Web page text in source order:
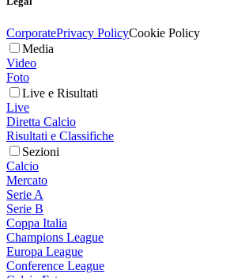
CorporatePrivacy PolicyCookie Policy
Media
Video
Foto
Live e Risultati
Live
Diretta Calcio
Risultati e Classifiche
Sezioni
Calcio
Mercato
Serie A
Serie B
Coppa Italia
Champions League
Europa League
Conference League